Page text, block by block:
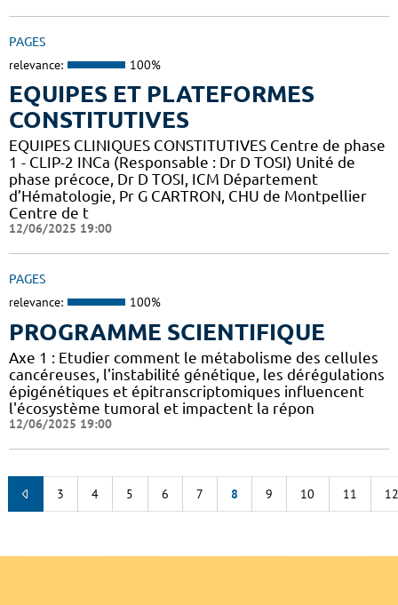
PAGES
relevance: 100%
EQUIPES ET PLATEFORMES
CONSTITUTIVES
EQUIPES CLINIQUES CONSTITUTIVES Centre de phase
1 - CLIP-2 INCa (Responsable : Dr D TOSI) Unité de
phase précoce, Dr D TOSI, ICM Département
d’Hématologie, Pr G CARTRON, CHU de Montpellier
Centre de t
12/06/2025 19:00
PAGES
relevance: 100%
PROGRAMME SCIENTIFIQUE
Axe 1 : Etudier comment le métabolisme des cellules
cancéreuses, l'instabilité génétique, les dérégulations
épigénétiques et épitranscriptomiques influencent
l'écosystème tumoral et impactent la répon
12/06/2025 19:00
3 4 5 6 7 8 9 10 11 12